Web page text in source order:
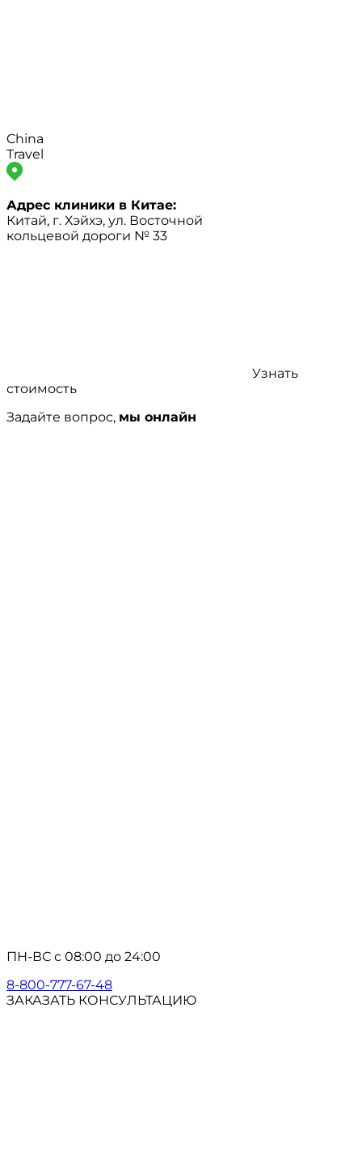
China
Travel
Адрес клиники в Китае:
Китай, г. Хэйхэ, ул. Восточной
кольцевой дороги № 33
Узнать
стоимость
Задайте вопрос, мы онлайн
ПН-ВС с 08:00 до 24:00
8-800-777-67-48
ЗАКАЗАТЬ КОНСУЛЬТАЦИЮ